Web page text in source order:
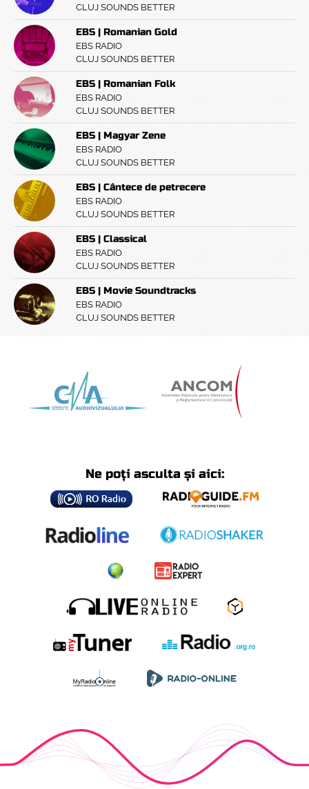
CLUJ SOUNDS BETTER
EBS | Romanian Gold
EBS RADIO
CLUJ SOUNDS BETTER
EBS | Romanian Folk
EBS RADIO
CLUJ SOUNDS BETTER
EBS | Magyar Zene
EBS RADIO
CLUJ SOUNDS BETTER
EBS | Cântece de petrecere
EBS RADIO
CLUJ SOUNDS BETTER
EBS | Classical
EBS RADIO
CLUJ SOUNDS BETTER
EBS | Movie Soundtracks
EBS RADIO
CLUJ SOUNDS BETTER
Ne poți asculta și aici: